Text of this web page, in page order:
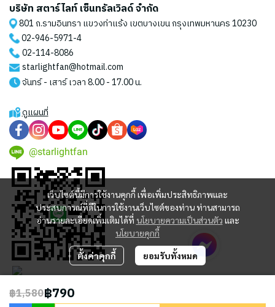
฿1,580฿790
เว็บไซต์นี้มีการใช้งานคุกกี้ เพื่อเพิ่มประสิทธิภาพและ
ประสบการณ์ที่ดีในการใช้งานเว็บไซต์ของท่าน ท่านสามารถ
อ่านรายละเอียดเพิ่มเติมได้ที่ นโยบายความเป็นส่วนตัว และ
นโยบายคุกกี้
ตั้งค่าคุกกี้ ยอมรับทั้งหมด
บริษัท สตาร์ไลท์ เซ็นทรัลเวิลด์ จำกัด
801 ถ.รามอินทรา แขวงท่าแร้ง เขตบางเขน กรุงเทพมหานคร 10230
02-946-5971-4
02-114-8086
starlightfan@hotmail.com
จันทร์ - เสาร์ เวลา 8.00 - 17.00 น.
ดูแผนที่
@starlightfan